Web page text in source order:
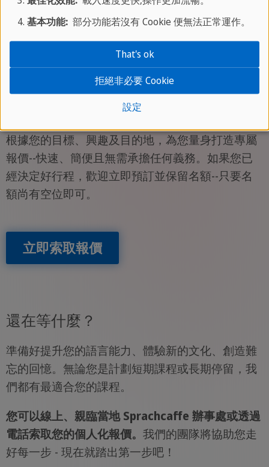
與SPRACHCAFFE一同規劃您的遊學
行程
根據您的目標、興趣及目的地，為您量身打造專屬
報價--快速、簡便且無需承擔任何義務。如果您已
經決定好行程，歡迎立即預訂並保留名額--只要名
額尚有空位即可。
立即索取報價
還在等什麼？
準備好提升您的語言能力、體驗新的文化、創造難
忘的回憶。無論您是計劃短期課程或長期停留，我
們都有最適合您的課程。
您可以線上、親臨當地 Sprachcaffe 辦事處或透過
電話索取您的個人化報價。 我們的團隊將協助您走
好每一步 - 現在就踏出第一步吧！
基本功能:部分功能若沒有 Cookie 便無法正常運作。
設定
拒絕非必要 Cookie
That's ok